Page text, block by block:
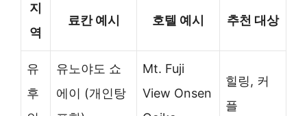
지
역
료칸 예시 호텔 예시 추천 대상
유
후
유노야도 쇼
에이 (개인탕
Mt. Fuji
View Onsen
힐링, 커
플